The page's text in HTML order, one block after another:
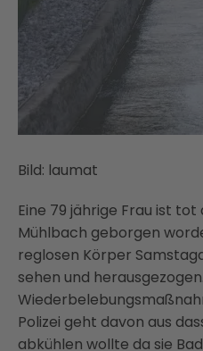
Bild: laumat
Eine 79 jährige Frau ist
Mühlbach geborgen
reglosen Körper
sehen und
Polizei geht davon aus
abkühlen wollte da sie